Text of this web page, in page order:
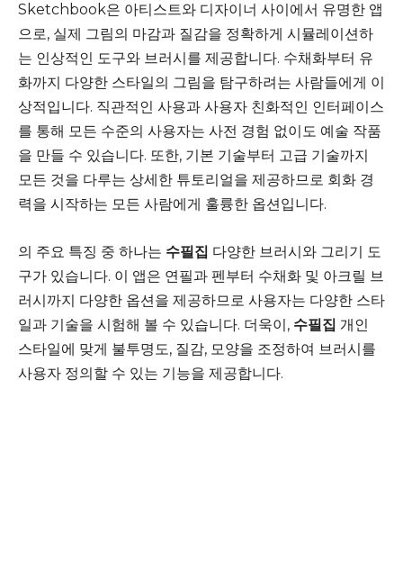
Sketchbook은 아티스트와 디자이너 사이에서 유명한 앱
으로, 실제 그림의 마감과 질감을 정확하게 시뮬레이션하
는 인상적인 도구와 브러시를 제공합니다. 수채화부터 유
화까지 다양한 스타일의 그림을 탐구하려는 사람들에게 이
상적입니다. 직관적인 사용과 사용자 친화적인 인터페이스
를 통해 모든 수준의 사용자는 사전 경험 없이도 예술 작품
을 만들 수 있습니다. 또한, 기본 기술부터 고급 기술까지
모든 것을 다루는 상세한 튜토리얼을 제공하므로 회화 경
력을 시작하는 모든 사람에게 훌륭한 옵션입니다.
의 주요 특징 중 하나는 수필집 다양한 브러시와 그리기 도
구가 있습니다. 이 앱은 연필과 펜부터 수채화 및 아크릴 브
러시까지 다양한 옵션을 제공하므로 사용자는 다양한 스타
일과 기술을 시험해 볼 수 있습니다. 더욱이, 수필집 개인
스타일에 맞게 불투명도, 질감, 모양을 조정하여 브러시를
사용자 정의할 수 있는 기능을 제공합니다.